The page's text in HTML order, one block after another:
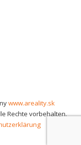
www.areality.sk
Rechte vorbehalten.